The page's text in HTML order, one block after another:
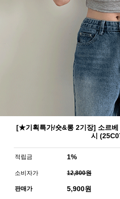
[★기획특가/숏&롱 2기장] 소르베
시
적립금 1%
소비자가 12,800원
판매가 5,900원